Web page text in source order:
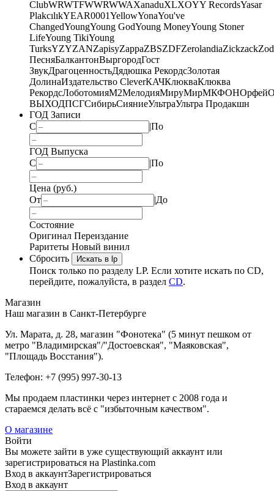
ClubWRWTFWWRWWAXanaduXLXOYY RecordsYasar
PlakcılıkYEAR0001YellowYonaYou've
ChangedYoungYoung GodYoung MoneyYoung Stoner
LifeYoung TikiYoung
TurksYZYZANZapisyZappaZBSZDFZerolandiaZickzack
ПесняБалкантонВыргородГост
ЗвукДрагоценностьДядюшка РекордсЗолотая
ДолинаИздательство CleverКАЧКлюкваКлюква
РекордсЛоботомияМ2МелодияМируМирМКФОНОрфей
ВЫХОДПСГСибирьСияниеУльтраУльтра Продакшн
ГОД Записи
С
|По
ГОД Выпуска
С
|По
Цена (руб.)
От
|До
Состояние
Оригинал Переиздание
Раритеты Новый винил
Сбросить
Искать в lp
Поиск только по разделу LP. Если хотите искать по CD,
перейдите, пожалуйста, в раздел CD.
Магазин
Наш магазин в Санкт-Петербурге
Ул. Марата, д. 28, магазин "Фонотека" (5 минут пешком от
метро "Владимирская"/"Достоевская", "Маяковская",
"Площадь Восстания").
Телефон: +7 (995) 997-30-13
Мы продаем пластинки через интернет c 2008 года и
стараемся делать всё с "избыточным качеством".
О магазине
Войти
Вы можете зайти в уже существующий аккаунт или
зарегистрироваться на Plastinka.com
Вход в аккаунтЗарегистрироваться
Вход в аккаунт